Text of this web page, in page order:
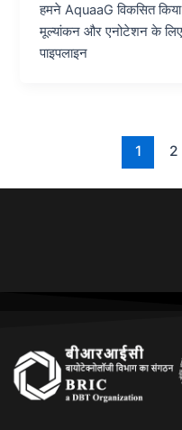
हमने AquaaG विकसित किया
मूल्यांकन और एनोटेशन के
पाइपलाइन
1 2